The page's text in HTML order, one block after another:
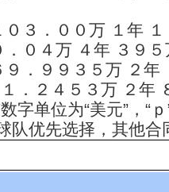
．００万 １年 １
０４万 ４年 ３９
９９３５万 ２年
２４５３万 ２年
单位为“美元”，“ｐ
队优先选择，其他合